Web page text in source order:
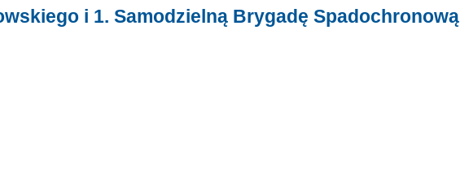
i 1. Samodzielną Brygadę Spadochronową